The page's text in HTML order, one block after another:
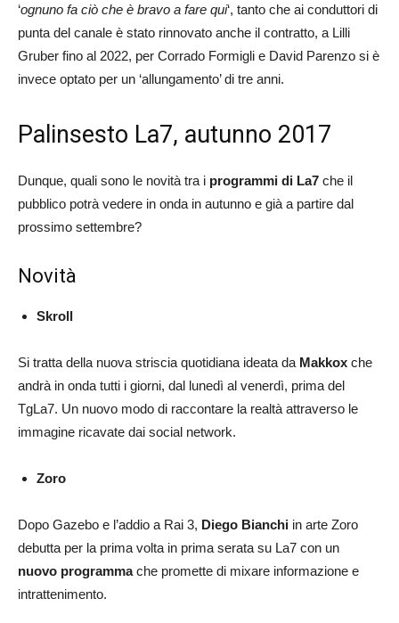
‘ognuno fa ciò che è bravo a fare qui‘, tanto che ai conduttori di
punta del canale è stato rinnovato anche il contratto, a Lilli
Gruber fino al 2022, per Corrado Formigli e David Parenzo si è
invece optato per un ‘allungamento’ di tre anni.
Palinsesto La7, autunno 2017
Dunque, quali sono le novità tra i programmi di La7 che il
pubblico potrà vedere in onda in autunno e già a partire dal
prossimo settembre?
Novità
Skroll
Si tratta della nuova striscia quotidiana ideata da Makkox che
andrà in onda tutti i giorni, dal lunedì al venerdì, prima del
TgLa7. Un nuovo modo di raccontare la realtà attraverso le
immagine ricavate dai social network.
Zoro
Dopo Gazebo e l’addio a Rai 3, Diego Bianchi in arte Zoro
debutta per la prima volta in prima serata su La7 con un
nuovo programmache promette di mixare informazione e
intrattenimento.